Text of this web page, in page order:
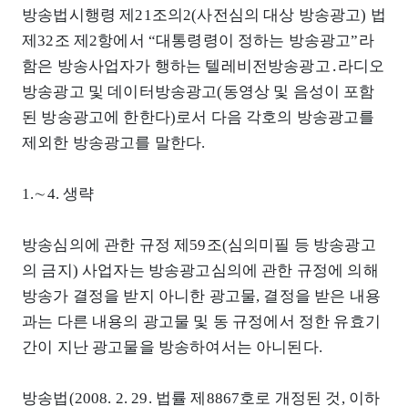
방송법시행령 제21조의2(사전심의 대상 방송광고) 법
제32조 제2항에서 “대통령령이 정하는 방송광고”라
함은 방송사업자가 행하는 텔레비전방송광고․라디오
방송광고 및 데이터방송광고(동영상 및 음성이 포함
된 방송광고에 한한다)로서 다음 각호의 방송광고를
제외한 방송광고를 말한다.
1.∼4. 생략
방송심의에 관한 규정 제59조(심의미필 등 방송광고
의 금지) 사업자는 방송광고심의에 관한 규정에 의해
방송가 결정을 받지 아니한 광고물, 결정을 받은 내용
과는 다른 내용의 광고물 및 동 규정에서 정한 유효기
간이 지난 광고물을 방송하여서는 아니된다.
방송법(2008. 2. 29. 법률 제8867호로 개정된 것, 이하